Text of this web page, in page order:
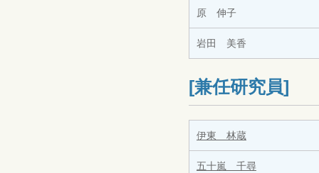
原 伸子
岩田 美香
[兼任研究員]
伊東 林蔵
五十嵐 千尋